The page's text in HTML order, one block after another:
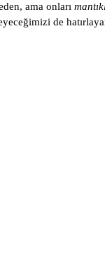
ama onları
de